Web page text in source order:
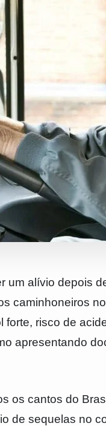
um alívio depois
caminhoneiros
risco de
apresentando
os cantos do
de sequelas no